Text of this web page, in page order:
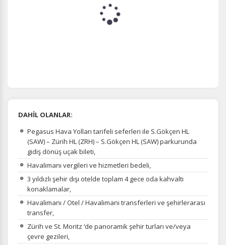
DAHİL OLANLAR:
Pegasus Hava Yolları tarifeli seferleri ile S.Gökçen HL
(SAW) – Zürih HL (ZRH) – S.Gökçen HL (SAW) parkurunda
gidiş dönüş uçak bileti,
Havalimanı vergileri ve hizmetleri bedeli,
3 yıldızlı şehir dışı otelde toplam 4 gece oda kahvaltı
konaklamalar,
Havalimanı / Otel / Havalimanı transferleri ve şehirlerarası
transfer,
Zürih ve St. Moritz ‘de panoramik şehir turları ve/veya
çevre gezileri,